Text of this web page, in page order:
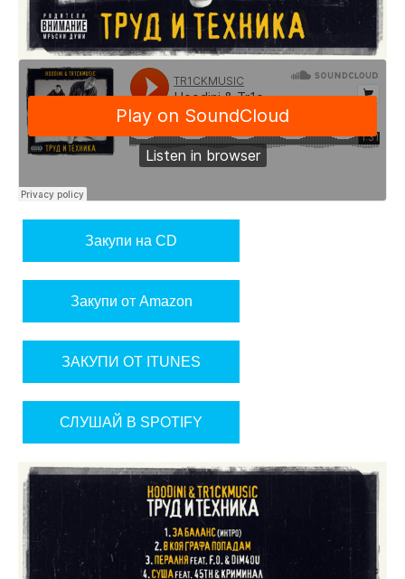
Закупи на CD
Закупи от Amazon
ЗАКУПИ ОТ ITUNES
СЛУШАЙ В SPOTIFY